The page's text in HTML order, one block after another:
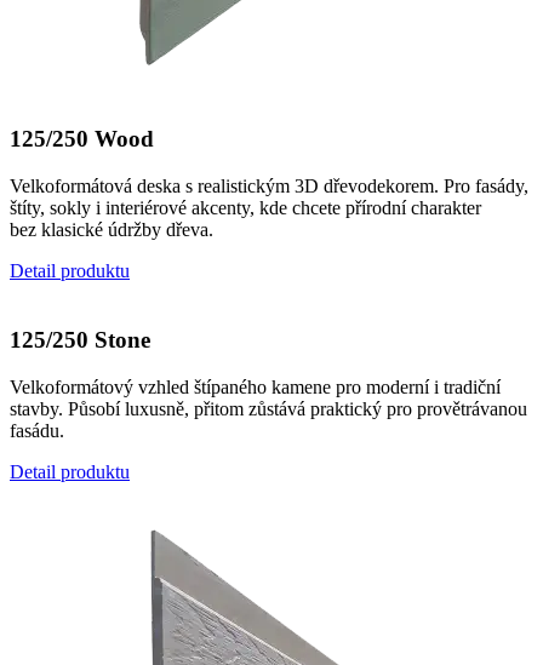
125/250 Wood
Velkoformátová deska s realistickým 3D dřevodekorem. Pro fasády,
štíty, sokly i interiérové akcenty, kde chcete přírodní charakter
bez klasické údržby dřeva.
Detail produktu
125/250 Stone
Velkoformátový vzhled štípaného kamene pro moderní i tradiční
stavby. Působí luxusně, přitom zůstává praktický pro provětrávanou
fasádu.
Detail produktu